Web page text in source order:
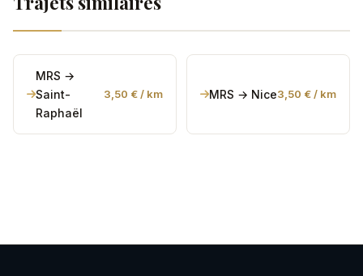
personnes et 7 valises). Pour les groupes avec
MRS →
Saint-
Raphaël
3,50 € / km MRS → Nice3,50 € / km